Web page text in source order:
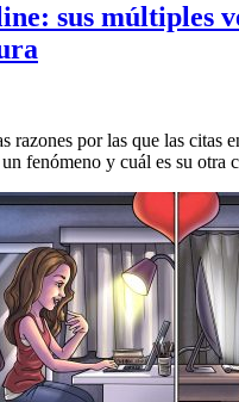
sus múltiples
razones por las que las citas
fenómeno y cuál es su otra